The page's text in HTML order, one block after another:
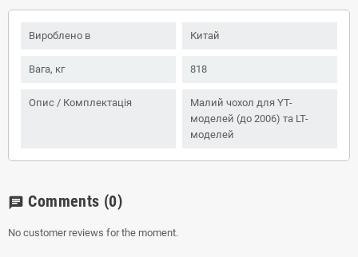
Вироблено в Китай
Вага, кг 818
Опис / Комплектація
Малий чохол для YT-
моделей (до 2006) та LT-
моделей
chat Comments (0)
No customer reviews for the moment.